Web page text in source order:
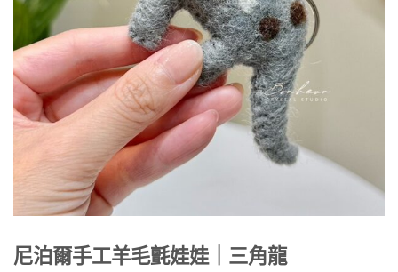
尼泊爾手工羊毛氈娃娃｜三角龍